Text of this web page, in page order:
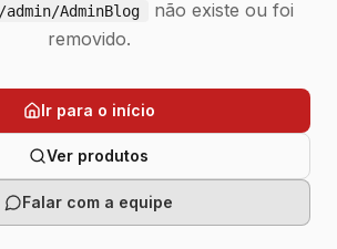
/admin/AdminBlog
não existe ou foi
removido.
Ir para o início
Ver produtos
Falar com a equipe